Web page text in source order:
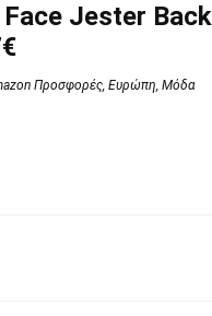
Jester
Προσφορές, Ευρώπη, Μόδα